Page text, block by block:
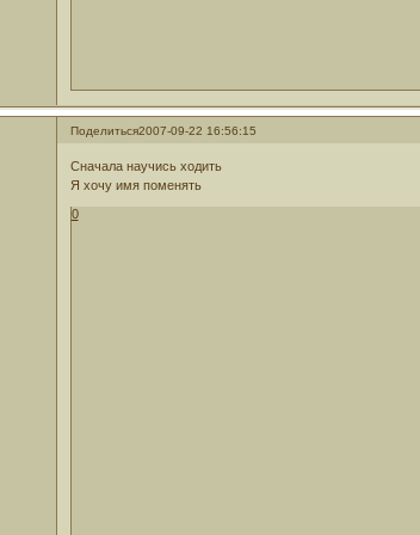
Поделиться2007-09-22 16:56:15
Сначала научись ходить
Я хочу имя поменять
0